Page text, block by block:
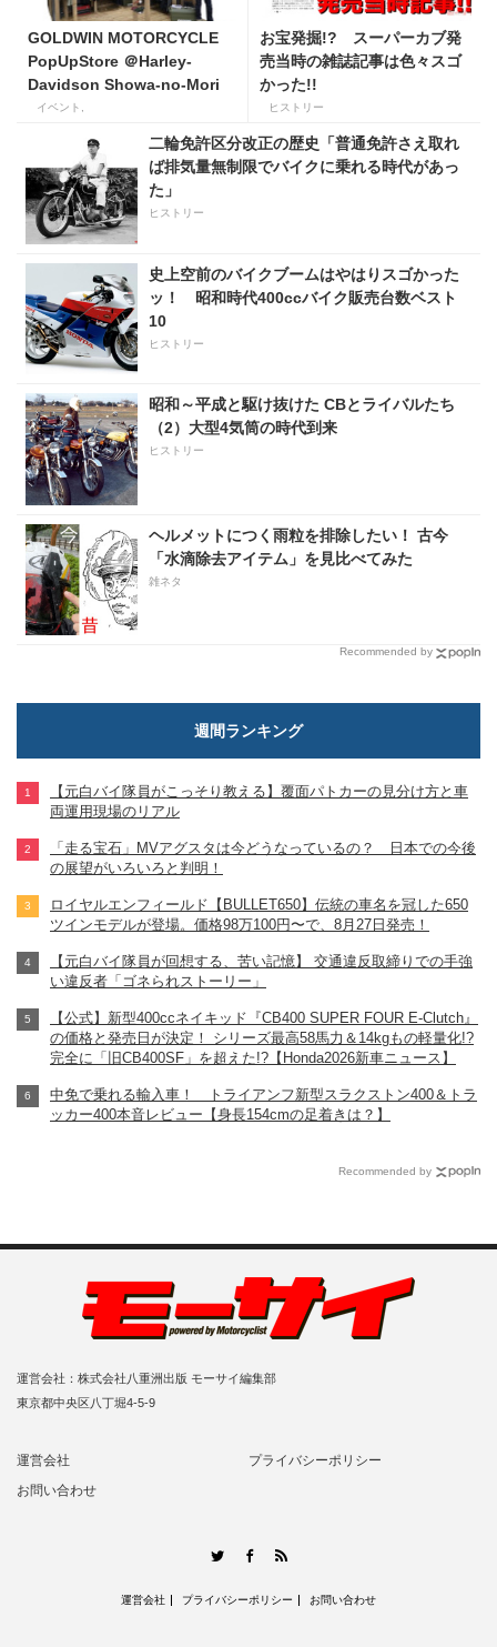
GOLDWIN MOTORCYCLE
PopUpStore ＠Harley-
Davidson Showa-no-Mori
イベント,
お宝発掘!? スーパーカブ発
売当時の雑誌記事は色々スゴ
かった!!
ヒストリー
二輪免許区分改正の歴史「普通免許さえ取れ
ば排気量無制限でバイクに乗れる時代があっ
た」
ヒストリー
史上空前のバイクブームはやはりスゴかった
ッ！ 昭和時代400ccバイク販売台数ベスト
10
ヒストリー
昭和～平成と駆け抜けた CBとライバルたち
（2）大型4気筒の時代到来
ヒストリー
ヘルメットにつく雨粒を排除したい！ 古今
「水滴除去アイテム」を見比べてみた
雑ネタ
Recommended by
週間ランキング
【元白バイ隊員がこっそり教える】覆面パトカーの見分け方と車
両運用現場のリアル
「走る宝石」MVアグスタは今どうなっているの？ 日本での今後
の展望がいろいろと判明！
ロイヤルエンフィールド【BULLET650】伝統の車名を冠した650
ツインモデルが登場。価格98万100円〜で、8月27日発売！
【元白バイ隊員が回想する、苦い記憶】 交通違反取締りでの手強
い違反者「ゴネられストーリー」
【公式】新型400ccネイキッド『CB400 SUPER FOUR E-Clutch』
の価格と発売日が決定！ シリーズ最高58馬力＆14kgもの軽量化!?
完全に「旧CB400SF」を超えた!?【Honda2026新車ニュース】
中免で乗れる輸入車！ トライアンフ新型スラクストン400＆トラ
ッカー400本音レビュー【身長154cmの足着きは？】
Recommended by
運営会社：株式会社八重洲出版 モーサイ編集部
東京都中央区八丁堀4-5-9
運営会社
プライバシーポリシー
お問い合わせ
TwitterFacebook
運営会社 プライバシーポリシー お問い合わせ